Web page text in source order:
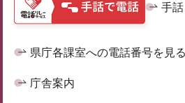
手
県庁各課室への電話番号を見る
庁舎案内